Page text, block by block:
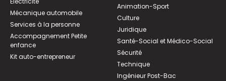
Mécanique automobile
Services à la personne
Accompagnement Petite
enfance
Kit auto-entrepreneur
Animation-Sport
Culture
Juridique
Santé-Social et Médico-Social
Sécurité
Technique
Ingénieur Post-Bac